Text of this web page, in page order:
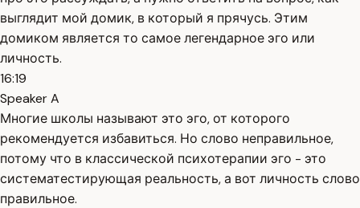
выглядит мой домик, в который я прячусь. Этим
домиком является то самое легендарное эго или
личность.
16:19
Speaker A
Многие школы называют это эго, от которого
рекомендуется избавиться. Но слово неправильное,
потому что в классической психотерапии эго - это
систематестирующая реальность, а вот личность слово
правильное.